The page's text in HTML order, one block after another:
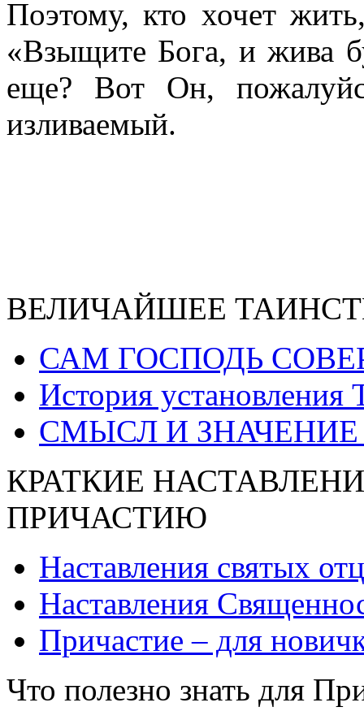
Поэтому, кто хочет
«Взыщите Бога, и жива
еще? Вот Он,
изливаемый.
ВЕЛИЧАЙШЕЕ
САМ ГОСПОДЬ
История установления
СМЫСЛ И
КРАТКИЕ
ПРИЧАСТИЮ
Наставления святых
Наставления
Причастие – для
Что полезно знать для